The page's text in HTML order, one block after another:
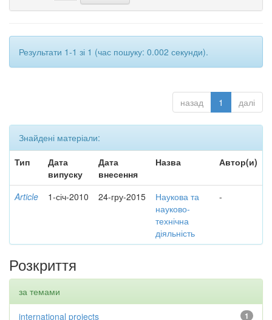
Результати 1-1 зі 1 (час пошуку: 0.002 секунди).
назад 1 далі
Знайдені матеріали:
Тип
Дата
випуску
Дата
внесення
Назва Автор(и)
Article 1-січ-2010 24-гру-2015
Наукова та
науково-
технічна
діяльність
-
Розкриття
за темами
1
international projects